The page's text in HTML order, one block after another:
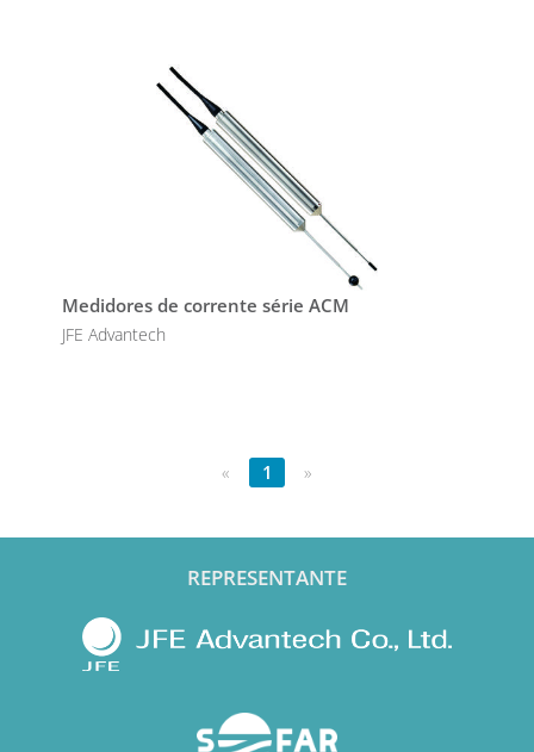
Medidores de corrente série ACM
JFE Advantech
« 1 »
REPRESENTANTE